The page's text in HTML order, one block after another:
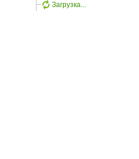
Загрузка...